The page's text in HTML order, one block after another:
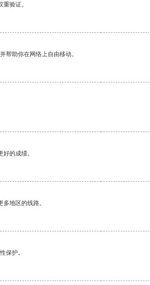
验证。
帮助你在网络上自由移动。
的成绩。
地区的线路。
保护。